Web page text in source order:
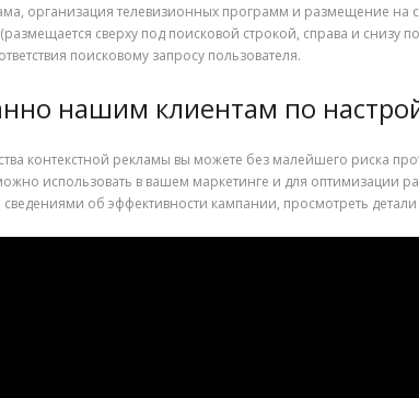
организация телевизионных программ и размещение на
cверху под поисковой строкой, справа и снизу
поисковому запросу пользователя.
нашим клиентам по
контекстной рекламы вы можете без малейшего риска
использовать в вашем маркетинге и для оптимизации
об эффективности кампании, просмотреть